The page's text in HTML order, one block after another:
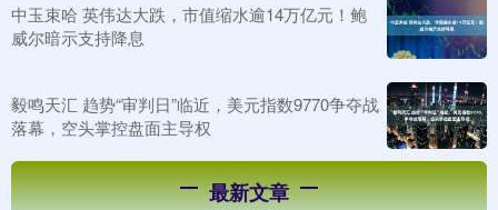
中玉束哈 英伟达大跌，市值缩水逾14万亿元！鲍
威尔暗示支持降息
毅鸣天汇 趋势“审判日”临近，美元指数9770争夺战
落幕，空头掌控盘面主导权
最新文章